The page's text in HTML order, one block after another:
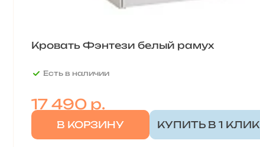
Кровать Фэнтези белый рамух
Есть в наличии
17 490р.
В КОРЗИНУ КУПИТЬ В 1 КЛИК